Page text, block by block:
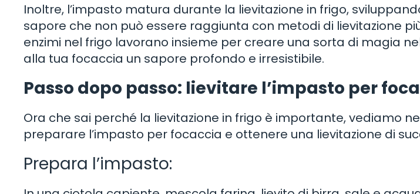
Inoltre, l’impasto matura durante la lievitazione in frigo,
sapore che non può essere raggiunta con metodi di lievitazione
enzimi nel frigo lavorano insieme per creare una sorta di magia
alla tua focaccia un sapore profondo e irresistibile.
Passo dopo passo: lievitare l’impasto per
Ora che sai perché la lievitazione in frigo è importante, vediamo
preparare l’impasto per focaccia e ottenere una lievitazione di
Prepara l’impasto: